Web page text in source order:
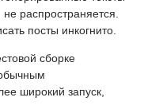
распространяется.
посты инкогнито.
сборке
широкий запуск,